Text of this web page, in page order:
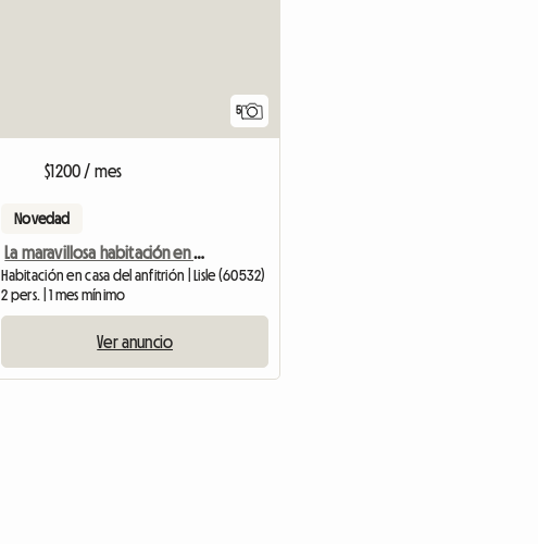
5
$1200 / mes
Novedad
La maravillosa habitación en el área de Lisle/Naperville
Habitación en casa del anfitrión | Lisle (60532)
2 pers. | 1 mes mínimo
Ver anuncio